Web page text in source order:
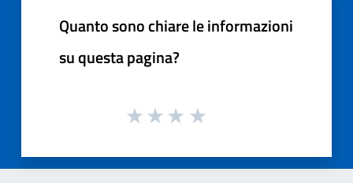
Quanto sono chiare le informazioni
su questa pagina?